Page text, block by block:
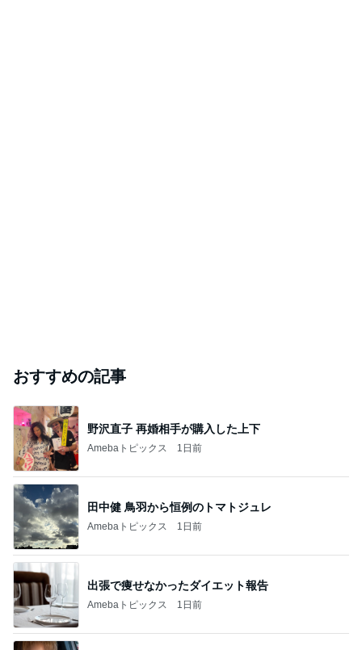
おすすめの記事
野沢直子 再婚相手が購入した上下
Amebaトピックス 1日前
田中健 鳥羽から恒例のトマトジュレ
Amebaトピックス 1日前
出張で痩せなかったダイエット報告
Amebaトピックス 1日前